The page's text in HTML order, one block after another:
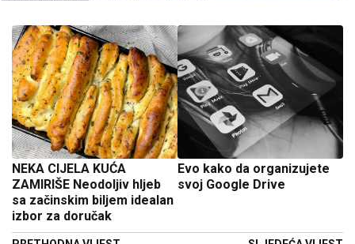
NEKA CIJELA KUĆA
ZAMIRIŠE Neodoljiv hljeb
sa začinskim biljem idealan
izbor za doručak
Evo kako da organizujete
svoj Google Drive